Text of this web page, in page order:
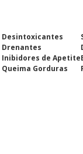
Desintoxicantes
Drenantes
Inibidores de Apetite
Queima Gorduras